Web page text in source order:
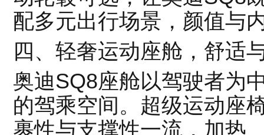
配多元出行场景，颜值与
四、轻奢运动座舱，舒适
奥迪SQ8座舱以驾驶者为
的驾乘空间。超级运动座
裹性与支撑性一流，加热